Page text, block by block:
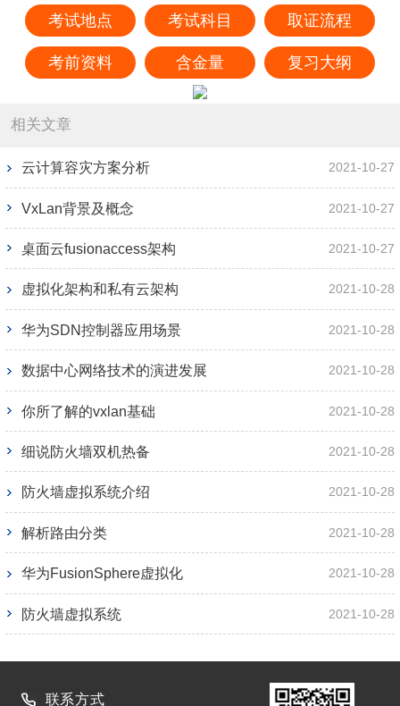
考试地点 考试科目 取证流程
考前资料 含金量 复习大纲
相关文章
云计算容灾方案分析 2021-10-27
VxLan背景及概念 2021-10-27
桌面云fusionaccess架构 2021-10-27
虚拟化架构和私有云架构 2021-10-28
华为SDN控制器应用场景 2021-10-28
数据中心网络技术的演进发展 2021-10-28
你所了解的vxlan基础 2021-10-28
细说防火墙双机热备 2021-10-28
防火墙虚拟系统介绍 2021-10-28
解析路由分类 2021-10-28
华为FusionSphere虚拟化 2021-10-28
防火墙虚拟系统 2021-10-28
联系方式